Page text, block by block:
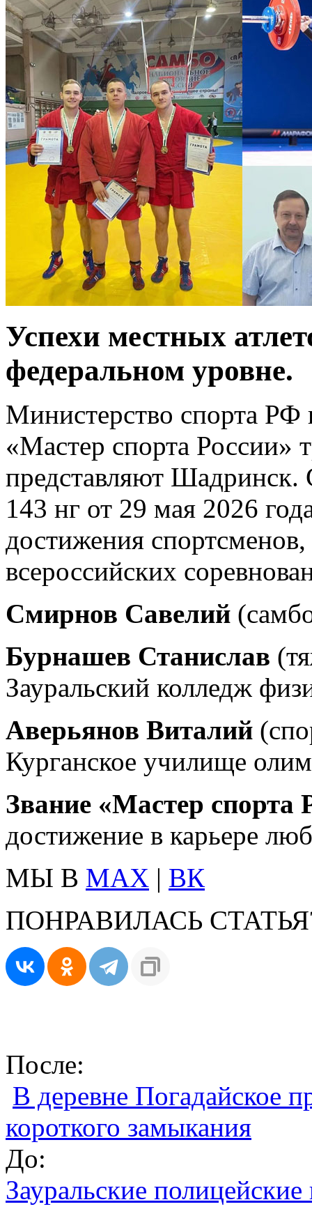
Успехи местных
федеральном уровне.
Министерство спорта РФ
«Мастер спорта России»
представляют
143 нг от 29 мая 2026
достижения
всероссийских
Смирнов Савелий
Бурнашев Станислав
Зауральский колледж
Аверьянов Виталий
Курганское училище
Звание «Мастер спорта
достижение в карьере
МЫ В MAX | ВК
ПОНРАВИЛАСЬ
После:
В деревне Погадайское
короткого замыкания
До:
Зауральские